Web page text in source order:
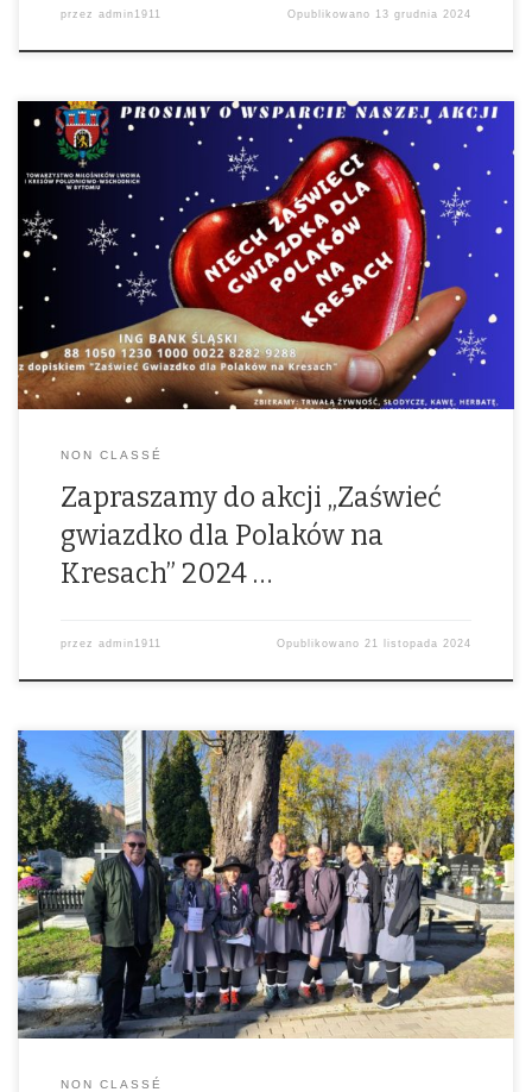
przez admin1911 Opublikowano 13 grudnia 2024
NON CLASSÉ
Zapraszamy do akcji „Zaświeć
gwiazdko dla Polaków na
Kresach” 2024 …
przez admin1911 Opublikowano21 listopada 2024
NON CLASSÉ